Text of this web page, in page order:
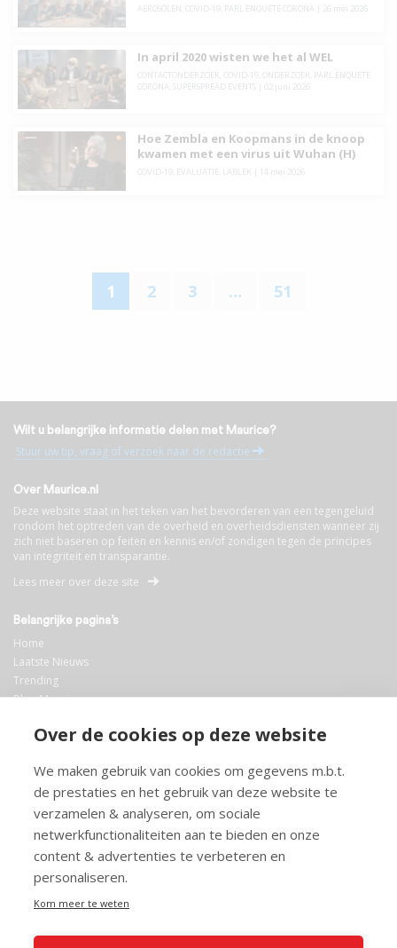
Over de cookies op deze website
We maken gebruik van cookies om gegevens m.b.t.
de prestaties en het gebruik van deze website te
verzamelen & analyseren, om sociale
netwerkfunctionaliteiten aan te bieden en onze
content & advertenties te verbeteren en
personaliseren.
Kom meer te weten
AEROSOLEN COVID-19, PARL.ENQUETE CORONA 26 mei 2026
In april 2020 wisten we het al WEL
CONTACTONDERZOEK COVID-19, ONDERZOEK
PARL.ENQUETE
CORONA
SUPERSPREAD EVENTS| 02 juni 2026
Hoe Zembla en Koopmans in de knoop
kwamen met een virus uit Wuhan (H)
COVID-19, EVALUATIE LABLEK 14 mei 2026
1 2 3 … 51
Wilt u belangrijke informatie delen met Maurice?
Stuur uw tip, vraag of verzoek naar de redactie
Over Maurice.nl
Deze website staat in het teken van het bevorderen van een tegengeluid
rondom het optreden van de overheid en overheidsdiensten wanneer zij
zich niet baseren op feiten en kennis en/of zondigen tegen de principes
van integriteit en transparantie.
Lees meer over deze site
Belangrijke pagina’s
Home
Laatste Nieuws
Trending
Blog Maurice
Bibliotheek
Info en service
FAQ
Doneren
Privacy
Voorwaarden
Meedoen